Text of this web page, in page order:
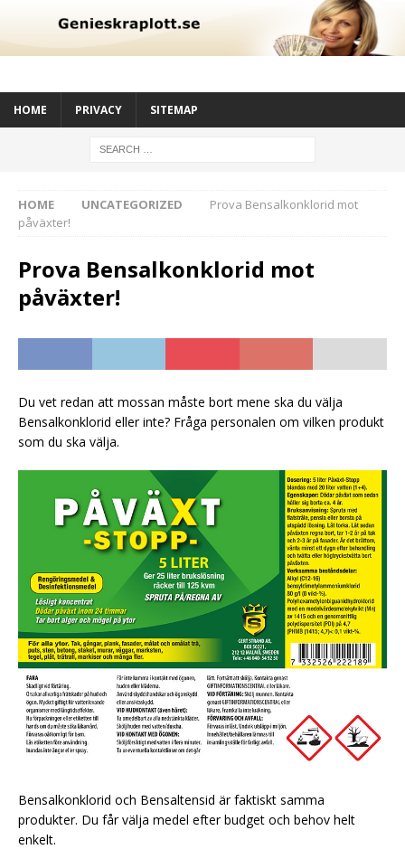
HOME PRIVACY SITEMAP
HOME UNCATEGORIZED
Prova Bensalkonklorid mot
påväxter!
Prova Bensalkonklorid mot
påväxter!
Du vet redan att mossan måste bort mene ska du välja
Bensalkonklorid eller inte? Fråga personalen om vilken produkt
som du ska välja.
Bensalkonklorid och Bensaltensid är faktiskt samma
produkter. Du får välja medel efter budget och behov helt
enkelt.